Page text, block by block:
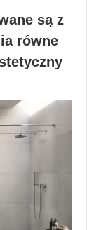
są z
równe